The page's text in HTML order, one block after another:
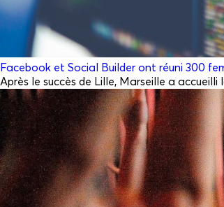
Facebook et Social Builder ont réuni 300
Après le succès de Lille, Marseille a